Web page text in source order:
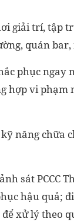
giải trí, tập
quán
phục ngay
hợp vi
năng chữa
sát PCCC
hậu quả;
xử lý theo